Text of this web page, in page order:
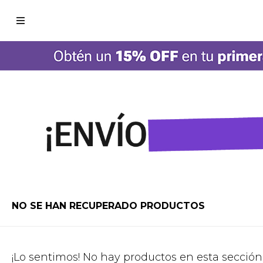

NO SE HAN RECUPERADO PRODUCTOS
¡Lo sentimos! No hay productos en esta